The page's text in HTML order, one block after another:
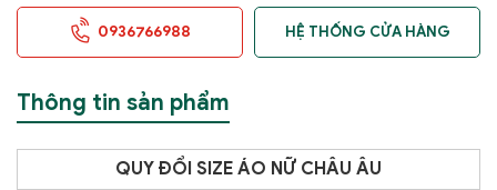
0936766988 HỆ THỐNG CỬA HÀNG
Thông tin sản phẩm
QUY ĐỔI SIZE ÁO NỮ CHÂU ÂU